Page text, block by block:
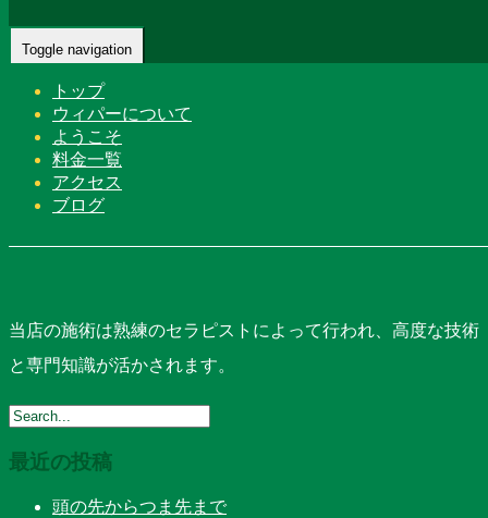
Toggle navigation
トップ
ウィパーについて
ようこそ
料金一覧
アクセス
ブログ
Home-当店の…
当店の施術は熟練のセラピストによって行われ、高度な技術
と専門知識が活かされます。
最近の投稿
頭の先からつま先まで